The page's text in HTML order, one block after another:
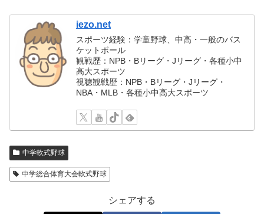
iezo.net
スポーツ経験：学童野球、中高・一般のバス
ケットボール
観戦歴：NPB・Bリーグ・Jリーグ・各種小中
高大スポーツ
視聴観戦歴：NPB・Bリーグ・Jリーグ・
NBA・MLB・各種小中高大スポーツ
中学軟式野球
中学総合体育大会軟式野球
シェアする